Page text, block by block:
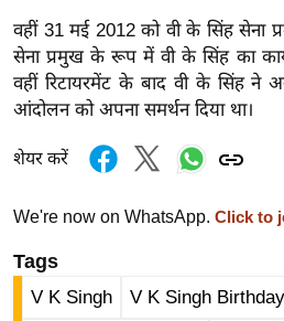
डि
या
सा
हि
ज
त
ऑ
व
वहीं 31 मई 2012 को वी के सिंह सेना
सेना प्रमुख के रूप में वी के सिंह का
वहीं रिटायरमेंट के बाद वी के सिंह ने
आंदोलन को अपना समर्थन दिया था।
शेयर करें
We're now on WhatsApp. Click to
Tags
V K Singh V K Singh Birthday